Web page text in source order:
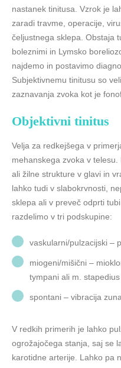
nastanek tinitusa. Vzrok je
zaradi travme, operacije,
čeljustnega sklepa. Obstaja
boleznimi in Lymsko
najdemo in postavimo
Subjektivnemu tinitusu so
zaznavanja zvoka kot je
Objektivni
Velja za redkejšega v
mehanskega zvoka v
ali žilne strukture v glavi in
lahko tudi v slabokrvnosti,
sklepa ali v preveč odprti
razdelimo v tri podskupine:
vaskularni/pulzacijski –
miogeni/mišični –
tympani ali m. stapedius
spontani – vibracija
V redkih primerih je lahko
ogrožajočega stanja, saj se
karotidne arterije. Lahko pa